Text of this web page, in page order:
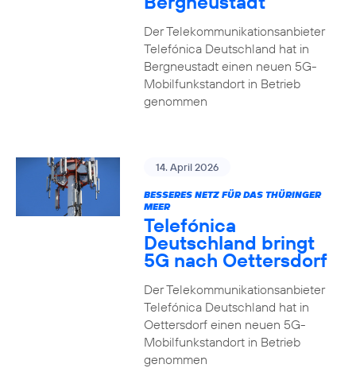
Der Telekommunikationsanbieter
Telefónica Deutschland hat in
Bergneustadt einen neuen 5G-
Mobilfunkstandort in Betrieb
genommen
14. April 2026
BESSERES NETZ FÜR DAS THÜRINGER
MEER
Telefónica
Deutschland bringt
5G nach Oettersdorf
Der Telekommunikationsanbieter
Telefónica Deutschland hat in
Oettersdorf einen neuen 5G-
Mobilfunkstandort in Betrieb
genommen